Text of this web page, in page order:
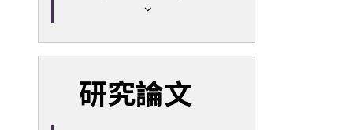
研究論文